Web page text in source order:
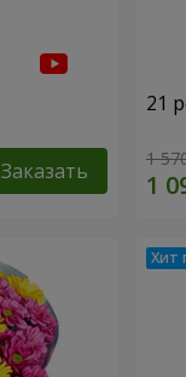
Заказать
21
1